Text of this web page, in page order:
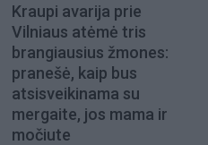
Kraupi avarija prie
Vilniaus atėmė tris
brangiausius žmones:
pranešė, kaip bus
atsisveikinama su
mergaite, jos mama ir
močiute